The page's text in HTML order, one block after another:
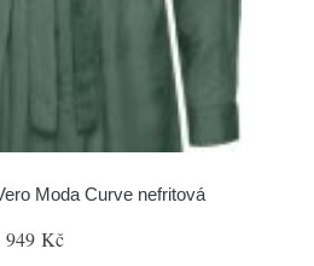
Moda Curve nefritová
949 Kč